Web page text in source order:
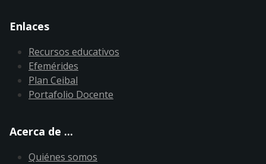
Enlaces
Recursos educativos
Efemérides
Plan Ceibal
Portafolio Docente
Acerca de ...
Quiénes somos